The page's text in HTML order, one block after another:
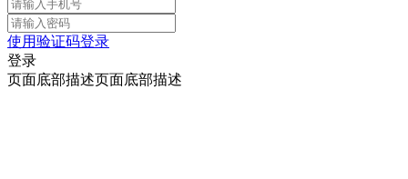
使用验证码登录
登录
页面底部描述页面底部描述